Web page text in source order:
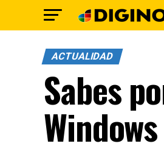
ACTUALIDAD
Sabes